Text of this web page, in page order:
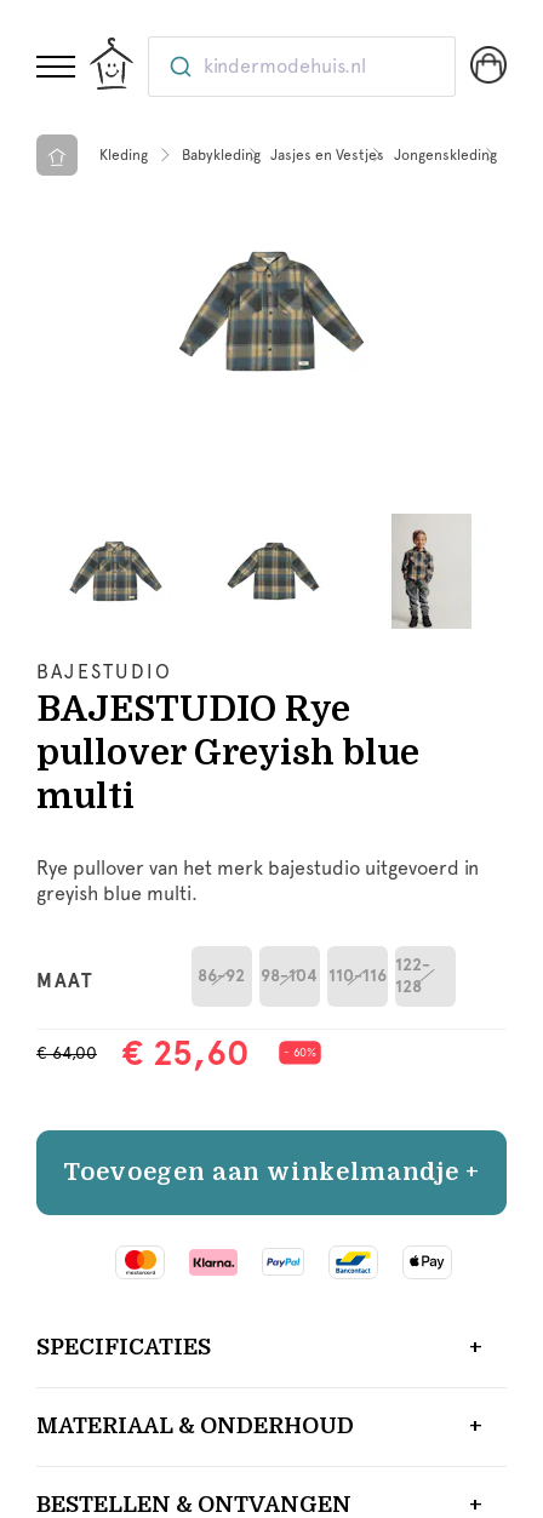
kindermodehuis.nl
Kleding Babykleding Jasjes en Vestjes Jongenskleding
BAJESTUDIO
BAJESTUDIO Rye
pullover Greyish blue
multi
Rye pullover van het merk bajestudio uitgevoerd in
greyish blue multi.
MAAT 86-92 98-104 110-116
122-
128
€ 64,00 € 25,60 - 60%
Toevoegen aan winkelmandje +
SPECIFICATIES
MATERIAAL & ONDERHOUD
BESTELLEN & ONTVANGEN